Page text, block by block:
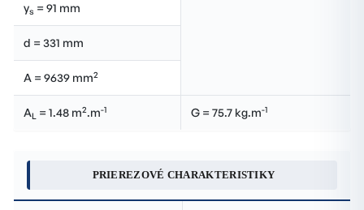
ys = 91 mm
d = 331 mm
A = 9639 mm2
AL = 1.48 m2.m-1 G = 75.7 kg.m-1
PRIEREZOVÉ CHARAKTERISTIKY